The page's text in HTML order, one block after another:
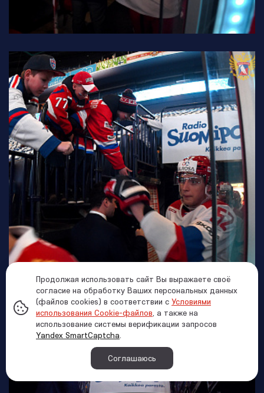
Продолжая использовать сайт Вы выражаете своё
согласие на обработку Ваших персональных данных
(файлов cookies) в соответствии с Условиями
использования Cookie-файлов, а также на
использование системы верификации запросов
Yandex SmartCaptcha.
Соглашаюсь